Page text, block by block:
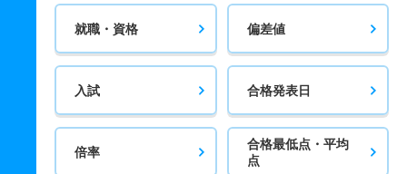
就職・資格 偏差値
入試 合格発表日
倍率
合格最低点・平均
点